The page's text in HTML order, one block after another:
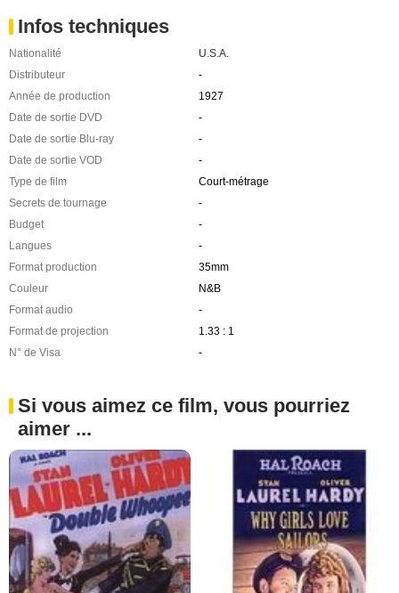
Infos techniques
Nationalité
U.S.A.
Distributeur
-
Année de production
1927
Date de sortie DVD
-
Date de sortie Blu-ray
-
Date de sortie VOD
-
Type de film
Court-métrage
Secrets de tournage
-
Budget
-
Langues
-
Format production
35mm
Couleur
N&B
Format audio
-
Format de projection
1.33 : 1
N° de Visa
-
Si vous aimez ce film, vous pourriez
aimer ...